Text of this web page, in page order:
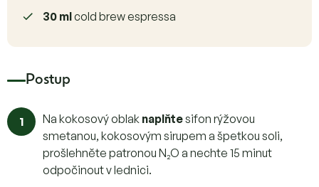
30 mlcold brew espressa
Postup
Na kokosový oblak naplňtesifon rýžovou
smetanou, kokosovým sirupem a špetkou soli,
prošlehněte patronou N₂O a nechte 15 minut
odpočinout v lednici.